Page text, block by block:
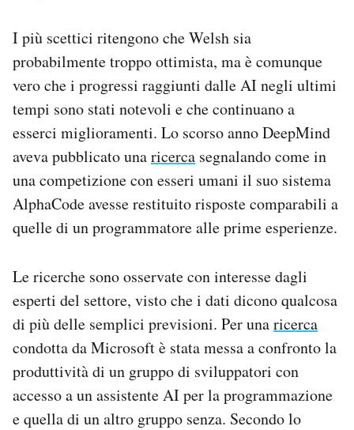
I più scettici ritengono che Welsh sia
probabilmente troppo ottimista, ma è comunque
vero che i progressi raggiunti dalle AI negli ultimi
tempi sono stati notevoli e che continuano a
esserci miglioramenti. Lo scorso anno DeepMind
aveva pubblicato unaricerca segnalando come in
una competizione con esseri umani il suo sistema
AlphaCode avesse restituito risposte comparabili a
quelle di un programmatore alle prime esperienze.
Le ricerche sono osservate con interesse dagli
esperti del settore, visto che i dati dicono qualcosa
di più delle semplici previsioni. Per unaricerca
condotta da Microsoft è stata messa a confronto la
produttività di un gruppo di sviluppatori con
accesso a un assistente AI per la programmazione
e quella di un altro gruppo senza. Secondo lo